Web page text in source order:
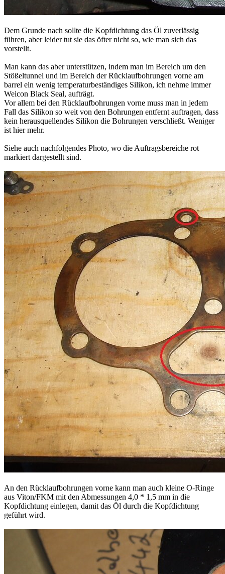
Dem Grunde nach sollte die Kopfdichtung das Öl zuverlässig
führen, aber leider tut sie das öfter nicht so, wie man sich das
vorstellt.
Man kann das aber unterstützen, indem man im Bereich um den
Stößeltunnel und im Bereich der Rücklaufbohrungen vorne am
barrel ein wenig temperaturbeständiges Silikon, ich nehme immer
Weicon Black Seal, aufträgt.
Vor allem bei den Rücklaufbohrungen vorne muss man in jedem
Fall das Silikon so weit von den Bohrungen entfernt auftragen, dass
kein herausquellendes Silikon die Bohrungen verschließt. Weniger
ist hier mehr.
Siehe auch nachfolgendes Photo, wo die Auftragsbereiche rot
markiert dargestellt sind.
An den Rücklaufbohrungen vorne kann man auch kleine O-Ringe
aus Viton/FKM mit den Abmessungen 4,0 * 1,5 mm in die
Kopfdichtung einlegen, damit das Öl durch die Kopfdichtung
geführt wird.